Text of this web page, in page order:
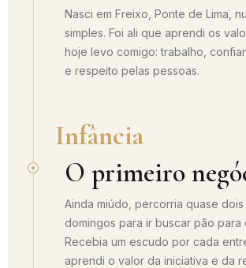
Nasci em Freixo, Ponte de Lima,
simples. Foi ali que aprendi os
hoje levo comigo: trabalho,
e respeito pelas pessoas.
Infância
O primeiro
Ainda miúdo, percorria quase
domingos para ir buscar pão para
Recebia um escudo por cada
aprendi o valor da iniciativa e da